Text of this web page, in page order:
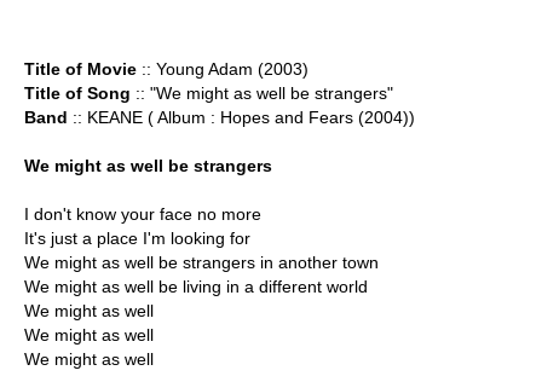
Title of Movie :: Young Adam (2003)
Title of Song :: "We might as well be strangers"
Band :: KEANE ( Album : Hopes and Fears (2004))
We might as well be strangers
I don't know your face no more
It's just a place I'm looking for
We might as well be strangers in another town
We might as well be living in a different world
We might as well
We might as well
We might as well